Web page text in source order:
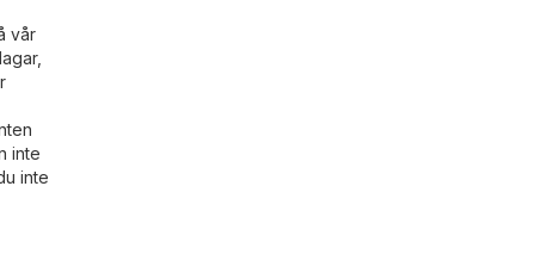
vår
inte
inte